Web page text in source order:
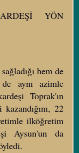
YÖN
hem de
de aynı azimle
Toprak'ın
22
ilköğretim
Aysun'un da